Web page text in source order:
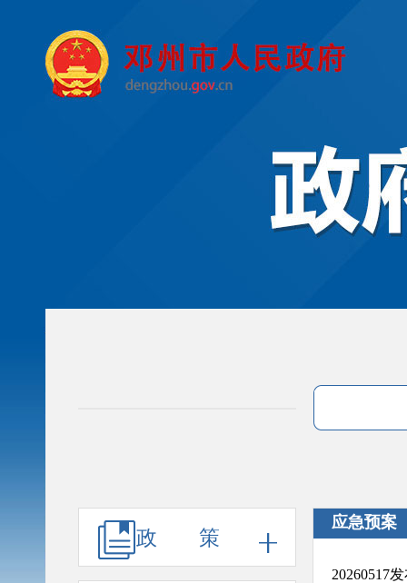
政 策
应急预案
2​0​2​6​0​5​1​7​